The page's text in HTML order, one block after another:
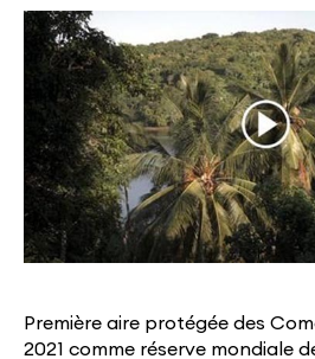
Première aire protégée des
2021 comme réserve mondiale